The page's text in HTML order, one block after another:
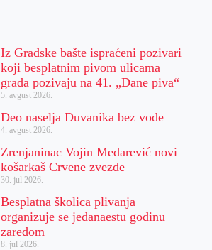
Iz Gradske bašte ispraćeni pozivari
koji besplatnim pivom ulicama
grada pozivaju na 41. „Dane piva“
5. avgust 2026.
Deo naselja Duvanika bez vode
4. avgust 2026.
Zrenjaninac Vojin Medarević novi
košarkaš Crvene zvezde
30. jul 2026.
Besplatna školica plivanja
organizuje se jedanaestu godinu
zaredom
8. jul 2026.